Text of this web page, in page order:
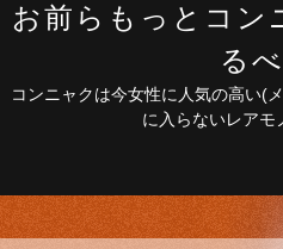
お前らもっとコン
る
コンニャクは今女性に人気の高い(
に入らないレアモ